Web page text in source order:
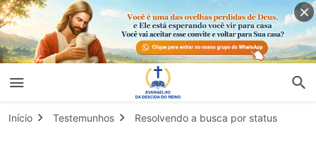
Início Testemunhos Resolvendo a busca por status